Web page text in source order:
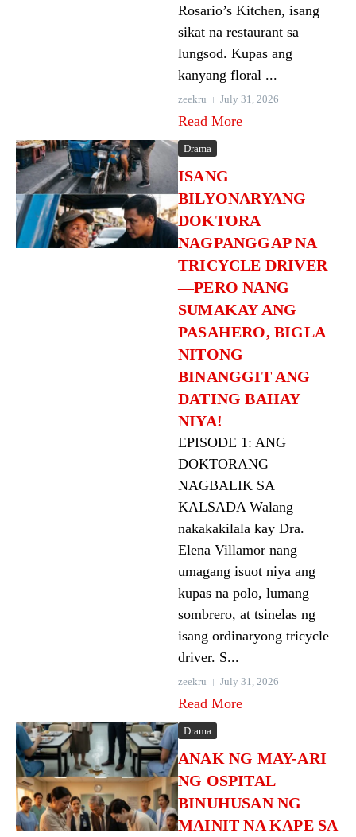
Rosario’s Kitchen, isang
sikat na restaurant sa
lungsod. Kupas ang
kanyang floral ...
zeekru July 31, 2026
Read More
Drama
ISANG
BILYONARYANG
DOKTORA
NAGPANGGAP NA
TRICYCLE DRIVER
—PERO NANG
SUMAKAY ANG
PASAHERO, BIGLA
NITONG
BINANGGIT ANG
DATING BAHAY
NIYA!
EPISODE 1: ANG
DOKTORANG
NAGBALIK SA
KALSADA Walang
nakakakilala kay Dra.
Elena Villamor nang
umagang isuot niya ang
kupas na polo, lumang
sombrero, at tsinelas ng
isang ordinaryong tricycle
driver. S...
zeekru July 31, 2026
Read More
Drama
ANAK NG MAY-ARI
NG OSPITAL
BINUHUSAN NG
MAINIT NA KAPE SA